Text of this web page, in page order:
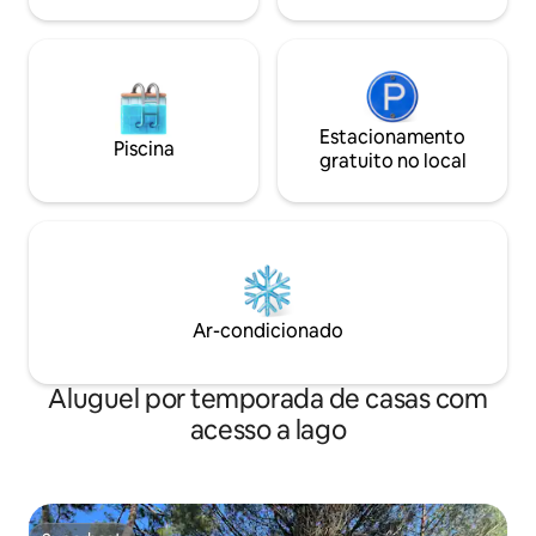
Piscina
Estacionamento
gratuito no local
Ar-condicionado
Aluguel por temporada de casas com
acesso a lago